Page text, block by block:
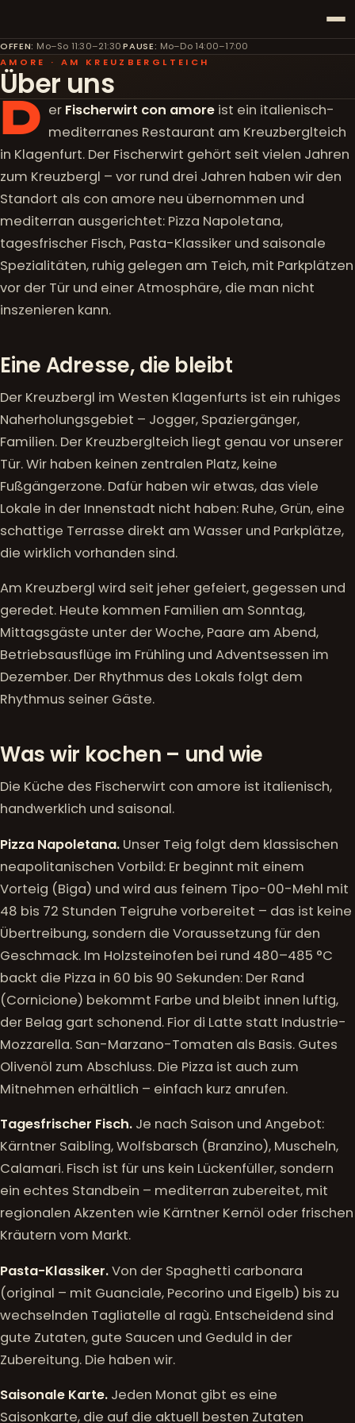
OFFEN: Mo–So 11:30–21:30·PAUSE: Mo–Do 14:00–17:00
AMORE · AM KREUZBERGLTEICH
Über uns
D er Fischerwirt con amoreist ein italienisch-
mediterranes Restaurant am Kreuzberglteich
in Klagenfurt. Der Fischerwirt gehört seit vielen Jahren
zum Kreuzbergl – vor rund drei Jahren haben wir den
Standort als con amore neu übernommen und
mediterran ausgerichtet: Pizza Napoletana,
tagesfrischer Fisch, Pasta-Klassiker und saisonale
Spezialitäten, ruhig gelegen am Teich, mit Parkplätzen
vor der Tür und einer Atmosphäre, die man nicht
inszenieren kann.
Eine Adresse, die bleibt
Der Kreuzbergl im Westen Klagenfurts ist ein ruhiges
Naherholungsgebiet – Jogger, Spaziergänger,
Familien. Der Kreuzberglteich liegt genau vor unserer
Tür. Wir haben keinen zentralen Platz, keine
Fußgängerzone. Dafür haben wir etwas, das viele
Lokale in der Innenstadt nicht haben: Ruhe, Grün, eine
schattige Terrasse direkt am Wasser und Parkplätze,
die wirklich vorhanden sind.
Am Kreuzbergl wird seit jeher gefeiert, gegessen und
geredet. Heute kommen Familien am Sonntag,
Mittagsgäste unter der Woche, Paare am Abend,
Betriebsausflüge im Frühling und Adventsessen im
Dezember. Der Rhythmus des Lokals folgt dem
Rhythmus seiner Gäste.
Was wir kochen – und wie
Die Küche des Fischerwirt con amore ist italienisch,
handwerklich und saisonal.
Pizza Napoletana. Unser Teig folgt dem klassischen
neapolitanischen Vorbild: Er beginnt mit einem
Vorteig (Biga) und wird aus feinem Tipo-00-Mehl mit
48 bis 72 Stunden Teigruhe vorbereitet – das ist keine
Übertreibung, sondern die Voraussetzung für den
Geschmack. Im Holzsteinofen bei rund 480–485 °C
backt die Pizza in 60 bis 90 Sekunden: Der Rand
(Cornicione) bekommt Farbe und bleibt innen luftig,
der Belag gart schonend. Fior di Latte statt Industrie-
Mozzarella. San-Marzano-Tomaten als Basis. Gutes
Olivenöl zum Abschluss. Die Pizza ist auch zum
Mitnehmen erhältlich – einfach kurz anrufen.
Tagesfrischer Fisch. Je nach Saison und Angebot:
Kärntner Saibling, Wolfsbarsch (Branzino), Muscheln,
Calamari. Fisch ist für uns kein Lückenfüller, sondern
ein echtes Standbein – mediterran zubereitet, mit
regionalen Akzenten wie Kärntner Kernöl oder frischen
Kräutern vom Markt.
Pasta-Klassiker.Von der Spaghetti carbonara
(original – mit Guanciale, Pecorino und Eigelb) bis zu
wechselnden Tagliatelle al ragù. Entscheidend sind
gute Zutaten, gute Saucen und Geduld in der
Zubereitung. Die haben wir.
Saisonale Karte. Jeden Monat gibt es eine
Saisonkarte, die auf die aktuell besten Zutaten